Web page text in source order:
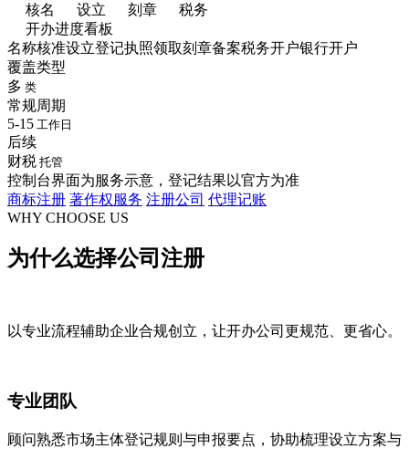
核名
设立 刻章
税务
开办进度看板
名称核准设立登记执照领取刻章备案税务开户银行开户
覆盖类型
多 类
常规周期
5-15 工作日
后续
财税 托管
控制台界面为服务示意，登记结果以官方为准
商标注册 著作权服务 注册公司 代理记账
WHY CHOOSE US
为什么选择公司注册
以专业流程辅助企业合规创立，让开办公司更规范、更省心。
专业团队
顾问熟悉市场主体登记规则与申报要点，协助梳理设立方案与